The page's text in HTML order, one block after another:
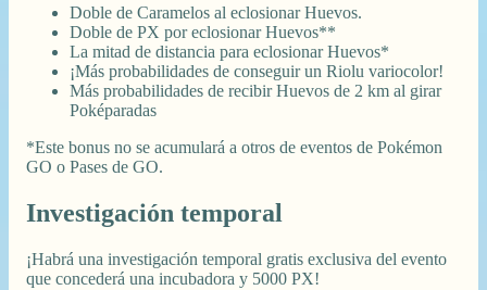
Doble de Caramelos al eclosionar Huevos.
Doble de PX por eclosionar Huevos**
La mitad de distancia para eclosionar Huevos*
¡Más probabilidades de conseguir un Riolu variocolor!
Más probabilidades de recibir Huevos de 2 km al girar
Poképaradas
*Este bonus no se acumulará a otros de eventos de Pokémon
GO o Pases de GO.
Investigación temporal
¡Habrá una investigación temporal gratis exclusiva del evento
que concederá una incubadora y 5000 PX!